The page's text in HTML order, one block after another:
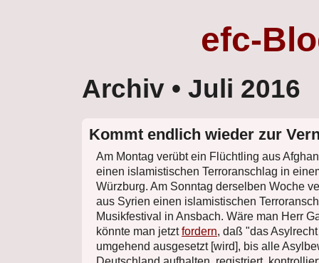
efc-
Archiv • Juli 2016
Kommt endlich wieder zur
Am Montag verübt ein Flüchtling aus
einen islamistischen Terroranschlag in
Würzburg. Am Sonntag derselben Woche
aus Syrien einen islamistischen
Musikfestival in Ansbach. Wäre man Herr
könnte man jetztfordern, daß "das
umgehend ausgesetzt [wird], bis alle